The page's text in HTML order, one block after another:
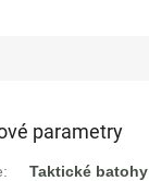
parametry
:
Taktické batohy